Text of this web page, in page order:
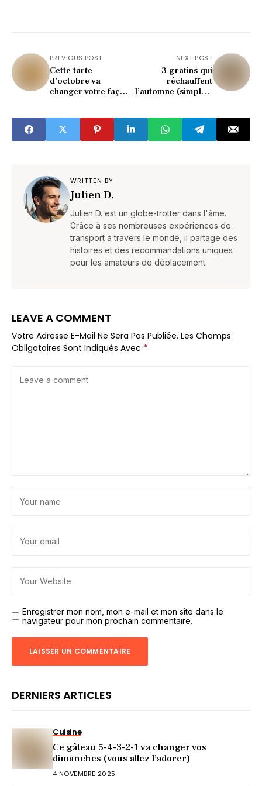
PREVIOUS POST
Cette tarte
d’octobre va
changer votre façon
NEXT POST
3 gratins qui
réchauffent
l’automne (simples,
WRITTEN BY
Julien D.
Julien D. est un globe-trotter dans l'âme.
Grâce à ses nombreuses expériences de
transport à travers le monde, il partage des
histoires et des recommandations uniques
pour les amateurs de déplacement.
LEAVE A COMMENT
Votre Adresse E-Mail Ne Sera Pas Publiée. Les Champs
Obligatoires Sont Indiqués Avec *
Enregistrer mon nom, mon e-mail et mon site dans le
navigateur pour mon prochain commentaire.
DERNIERS ARTICLES
Cuisine
Ce gâteau 5-4-3-2-1 va changer vos
dimanches (vous allez l’adorer)
4 NOVEMBRE 2025